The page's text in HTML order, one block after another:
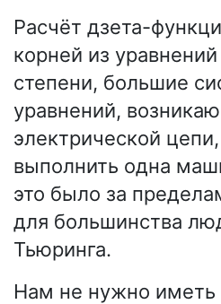
Расчёт дзета-
корней из
степени, большие
уравнений,
электрической
выполнить одна
это было за
для большинства
Тьюринга.
Нам не нужно иметь